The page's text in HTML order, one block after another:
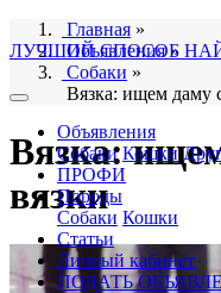
ЛУЧШИЙ СПОСОБ
Объявления
Собаки Кошки
ПРОФИ
Породы
Собаки Кошки
Статьи
Личный кабинет
ПОДАТЬ
Главная »
Объявления»
Собаки »
Вязка: ищем даму
Вязка:
вязки